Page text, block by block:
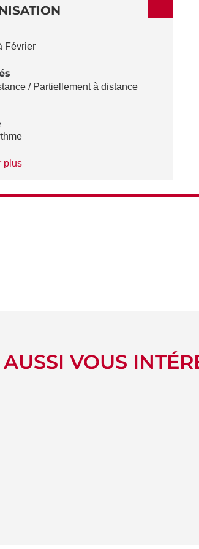
Février
/ Partiellement à distance
plusà
Rythme
VOUS